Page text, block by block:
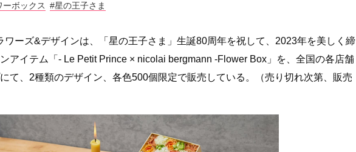
ーボックス #星の王子さま
ワーズ&デザインは、「星の王子さま」生誕80周年を祝して、2023年を美しく締
アイテム「- Le Petit Prince × nicolai bergmann -Flower Box」を、全国の各店舗
て、2種類のデザイン、各色500個限定で販売している。（売り切れ次第、販売